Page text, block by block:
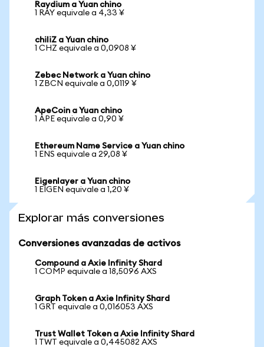
Raydium a Yuan chino
1 RAY equivale a 4,33 ¥
chiliZ a Yuan chino
1 CHZ equivale a 0,0908 ¥
Zebec Network a Yuan chino
1 ZBCN equivale a 0,0119 ¥
ApeCoin a Yuan chino
1 APE equivale a 0,90 ¥
Ethereum Name Service a Yuan chino
1 ENS equivale a 29,08 ¥
Eigenlayer a Yuan chino
1 EIGEN equivale a 1,20 ¥
Explorar más conversiones
Conversiones avanzadas de activos
Compound a Axie Infinity Shard
1 COMP equivale a 18,5096 AXS
Graph Token a Axie Infinity Shard
1 GRT equivale a 0,016053 AXS
Trust Wallet Token a Axie Infinity Shard
1 TWT equivale a 0,445082 AXS